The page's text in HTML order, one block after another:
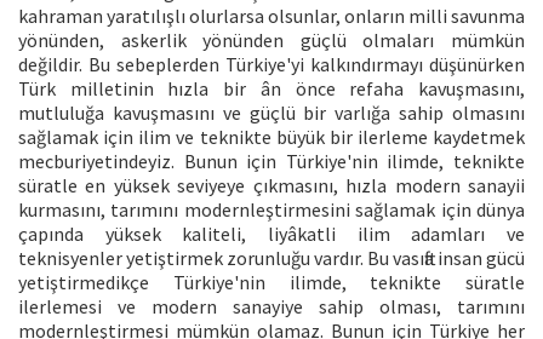
kahraman yaratılışlı olurlarsa olsunlar, onların milli savunma
yönünden, askerlik yönünden güçlü olmaları mümkün
değildir. Bu sebeplerden Türkiye'yi kalkındırmayı düşünürken
Türk milletinin hızla bir ân önce refaha kavuşmasını,
mutluluğa kavuşmasını ve güçlü bir varlığa sahip olmasını
sağlamak için ilim ve teknikte büyük bir ilerleme kaydetmek
mecburiyetindeyiz. Bunun için Türkiye'nin ilimde, teknikte
süratle en yüksek seviyeye çıkmasını, hızla modern sanayii
kurmasını, tarımını modernleştirmesini sağlamak için dünya
çapında yüksek kaliteli, liyâkatli ilim adamları ve
teknisyenler yetiştirmek zorunluğu vardır. Bu vasıfta insan gücü
yetiştirmedikçe Türkiye'nin ilimde, teknikte süratle
ilerlemesi ve modern sanayiye sahip olması, tarımını
modernleştirmesi mümkün olamaz. Bunun için Türkiye her